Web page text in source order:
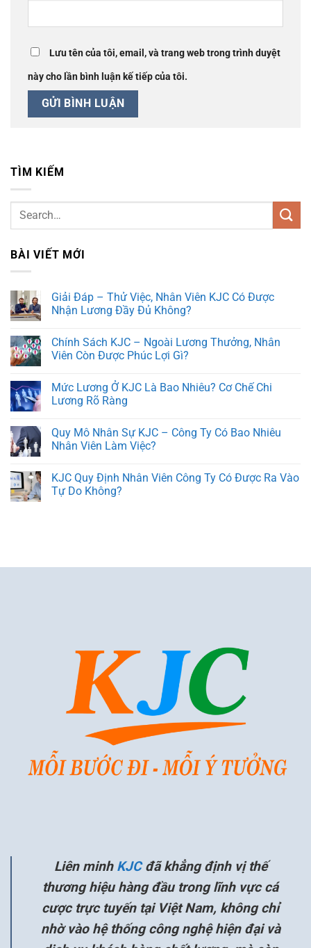
Lưu tên của tôi, email, và trang web trong trình duyệt
này cho lần bình luận kế tiếp của tôi.
TÌM KIẾM
BÀI VIẾT MỚI
Giải Đáp – Thử Việc, Nhân Viên KJC Có Được
Nhận Lương Đầy Đủ Không?
Chính Sách KJC – Ngoài Lương Thưởng, Nhân
Viên Còn Được Phúc Lợi Gì?
Mức Lương Ở KJC Là Bao Nhiêu? Cơ Chế Chi
Lương Rõ Ràng
Quy Mô Nhân Sự KJC – Công Ty Có Bao Nhiêu
Nhân Viên Làm Việc?
KJC Quy Định Nhân Viên Công Ty Có Được Ra Vào
Tự Do Không?
Liên minhKJCđã khẳng định vị thế
thương hiệu hàng đầu trong lĩnh vực cá
cược trực tuyến tại Việt Nam, không chỉ
nhờ vào hệ thống công nghệ hiện đại và